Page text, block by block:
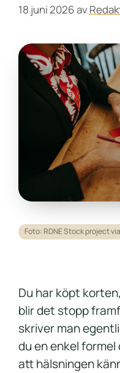
18 juni 2026av
Foto: RDNE Stock project
Du har köpt
blir det stopp
skriver man
du en enkel
att hälsningen